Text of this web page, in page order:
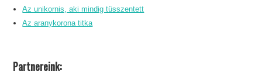
Az unikornis, aki mindig tüsszentett
Az aranykorona titka
Partnereink: